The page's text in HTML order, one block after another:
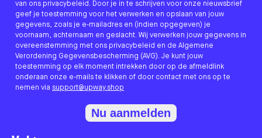
van ons privacybeleid. Door je in te schrijven voor onze nieuwsbrief
geef je toestemming voor het verwerken en opslaan van jouw
gegevens, zoals je e-mailadres en (indien opgegeven) je
voornaam, achternaam en geslacht. Wij verwerken jouw gegevens in
overeenstemming met ons privacybeleid en de Algemene
Verordening Gegevensbescherming (AVG). Je kunt jouw
toestemming op elk moment intrekken door op de afmeldlink
onderaan onze e-mails te klikken of door contact met ons op te
nemen via support@upway.shop
Nu aanmelden